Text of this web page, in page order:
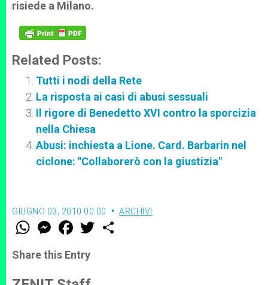
risiede a Milano.
Related Posts:
Tutti i nodi della Rete
La risposta ai casi di abusi sessuali
Il rigore di Benedetto XVI contro la sporcizia
nella Chiesa
Abusi: inchiesta a Lione. Card. Barbarin nel
ciclone: "Collaborerò con la giustizia"
GIUGNO 03, 2010 00:00 ARCHIVI
W
t
s
p
M
e
s
e
g
F
a
e
b
o
w
Share this Entry